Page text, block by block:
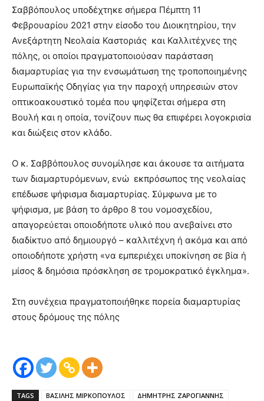
Σαββόπουλος υποδέχτηκε σήμερα Πέμπτη 11
Φεβρουαρίου 2021 στην είσοδο του Διοικητηρίου, την
Ανεξάρτητη Νεολαία Καστοριάς και Καλλιτέχνες της
πόλης, οι οποίοι πραγματοποιούσαν παράσταση
διαμαρτυρίας για την ενσωμάτωση της τροποποιημένης
Ευρωπαϊκής Οδηγίας για την παροχή υπηρεσιών στον
οπτικοακουστικό τομέα που ψηφίζεται σήμερα στη
Βουλή και η οποία, τονίζουν πως θα επιφέρει λογοκρισία
και διώξεις στον κλάδο.
Ο κ. Σαββόπουλος συνομίλησε και άκουσε τα αιτήματα
των διαμαρτυρόμενων, ενώ εκπρόσωπος της νεολαίας
επέδωσε ψήφισμα διαμαρτυρίας. Σύμφωνα με το
ψήφισμα, με βάση το άρθρο 8 του νομοσχεδίου,
απαγορεύεται οποιοδήποτε υλικό που ανεβαίνει στο
διαδίκτυο από δημιουργό – καλλιτέχνη ή ακόμα και από
οποιοδήποτε χρήστη «να εμπεριέχει υποκίνηση σε βία ή
μίσος & δημόσια πρόσκληση σε τρομοκρατικό έγκλημα».
Στη συνέχεια πραγματοποιήθηκε πορεία διαμαρτυρίας
στους δρόμους της πόλης
TAGS ΒΑΣΙΛΗΣ ΜΙΡΚΟΠΟΥΛΟΣ
ΔΗΜΗΤΡΗΣ ΖΑΡΟΓΙΑΝΝΗΣ